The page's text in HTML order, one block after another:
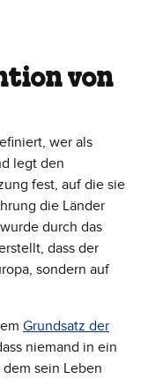
von
wer als
legt den
fest, auf die sie
die Länder
durch das
dass der
sondern auf
Grundsatz der
niemand in ein
sein Leben